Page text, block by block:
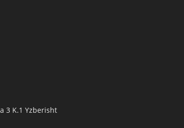
3 K.1 Yzberisht